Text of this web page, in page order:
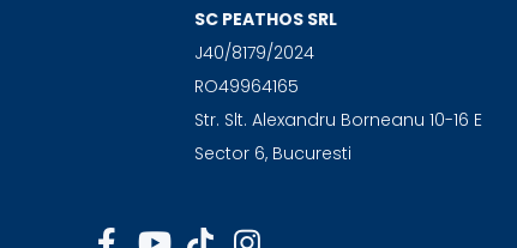
SC PEATHOS SRL
J40/8179/2024
RO49964165
Str. Slt. Alexandru Borneanu 10-16 E
Sector 6, Bucuresti